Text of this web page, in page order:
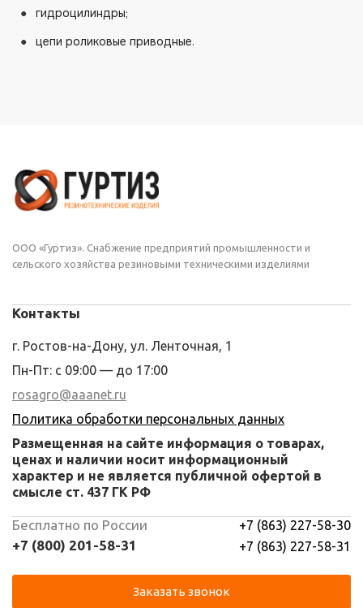
гидроцилиндры;
цепи роликовые приводные.
ООО «Гуртиз». Снабжение предприятий промышленности и
сельского хозяйства резиновыми техническими изделиями
Контакты
г. Ростов-на-Дону, ул. Ленточная, 1
Пн-Пт: с 09:00 — до 17:00
rosagro@aaanet.ru
Политика обработки персональных данных
Размещенная на сайте информация о товарах,
ценах и наличии носит информационный
характер и не является публичной офертой в
смысле ст. 437 ГК РФ
Бесплатно по России
+7 (800) 201-58-31
+7 (863) 227-58-30
+7 (863) 227-58-31
Заказать звонок